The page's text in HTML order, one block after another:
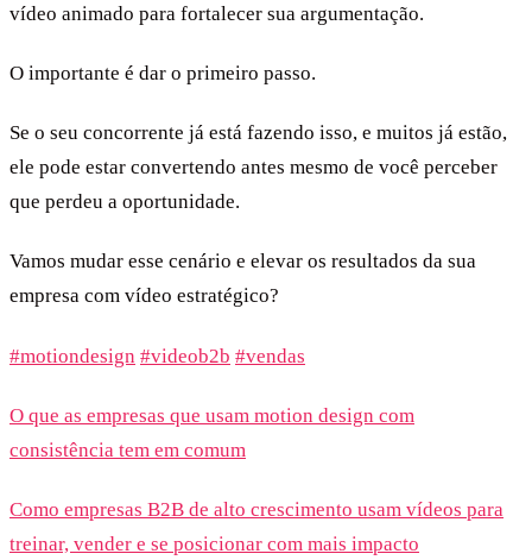
vídeo animado para fortalecer sua argumentação.
O importante é dar o primeiro passo.
Se o seu concorrente já está fazendo isso, e muitos já estão,
ele pode estar convertendo antes mesmo de você perceber
que perdeu a oportunidade.
Vamos mudar esse cenário e elevar os resultados da sua
empresa com vídeo estratégico?
#motiondesign #videob2b #vendas
O que as empresas que usam motion design com
consistência tem em comum
Como empresas B2B de alto crescimento usam vídeos para
treinar, vender e se posicionar com mais impacto